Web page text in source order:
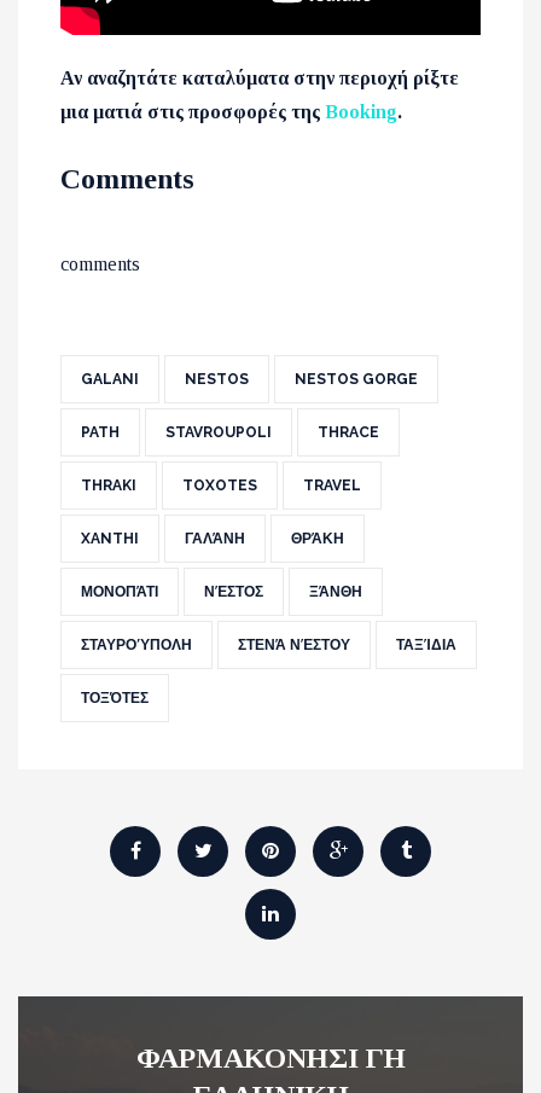
Αν αναζητάτε καταλύματα στην περιοχή ρίξτε
μια ματιά στις προσφορές της Booking.
Comments
comments
GALANI NESTOS NESTOS GORGE
PATH STAVROUPOLI THRACE
THRAKI TOXOTES TRAVEL
XANTHI ΓΑΛΆΝΗ ΘΡΆΚΗ
ΜΟΝΟΠΆΤΙ ΝΈΣΤΟΣ ΞΆΝΘΗ
ΣΤΑΥΡΟΎΠΟΛΗ ΣΤΕΝΆ ΝΈΣΤΟΥ ΤΑΞΊΔΙΑ
ΤΟΞΌΤΕΣ
ΦΑΡΜΑΚΟΝΗΣΙ ΓΗ